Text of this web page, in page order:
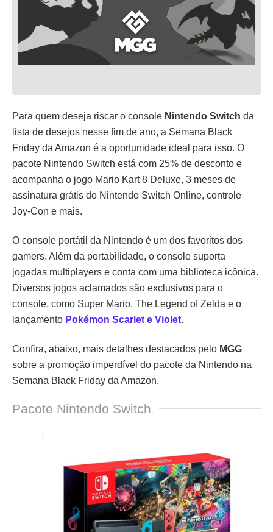
Para quem deseja riscar o console Nintendo Switch da
lista de desejos nesse fim de ano, a Semana Black
Friday da Amazon é a oportunidade ideal para isso. O
pacote Nintendo Switch está com 25% de desconto e
acompanha o jogo Mario Kart 8 Deluxe, 3 meses de
assinatura grátis do Nintendo Switch Online, controle
Joy-Con e mais.
O console portátil da Nintendo é um dos favoritos dos
gamers. Além da portabilidade, o console suporta
jogadas multiplayers e conta com uma biblioteca icônica.
Diversos jogos aclamados são exclusivos para o
console, como Super Mario, The Legend of Zelda e o
lançamento Pokémon Scarlet e Violet.
Confira, abaixo, mais detalhes destacados pelo MGG
sobre a promoção imperdível do pacote da Nintendo na
Semana Black Friday da Amazon.
Pacote Nintendo Switch